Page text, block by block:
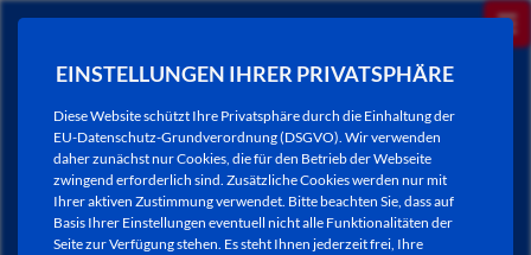
EINSTELLUNGEN IHRER PRIVATSPHÄRE
Diese Website schützt Ihre Privatsphäre durch die Einhaltung der
EU-Datenschutz-Grundverordnung (DSGVO). Wir verwenden
daher zunächst nur Cookies, die für den Betrieb der Webseite
zwingend erforderlich sind. Zusätzliche Cookies werden nur mit
Ihrer aktiven Zustimmung verwendet. Bitte beachten Sie, dass auf
Basis Ihrer Einstellungen eventuell nicht alle Funktionalitäten der
Seite zur Verfügung stehen. Es steht Ihnen jederzeit frei, Ihre